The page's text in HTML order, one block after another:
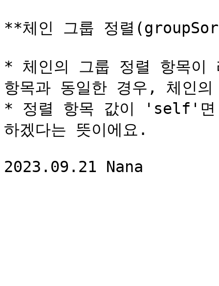
**체인 그룹 정렬
* 체인의 그룹 정렬 항목이
항목과 동일한 경우, 체인
* 정렬 항목 값이 'self'면
하겠다는 뜻이에요.